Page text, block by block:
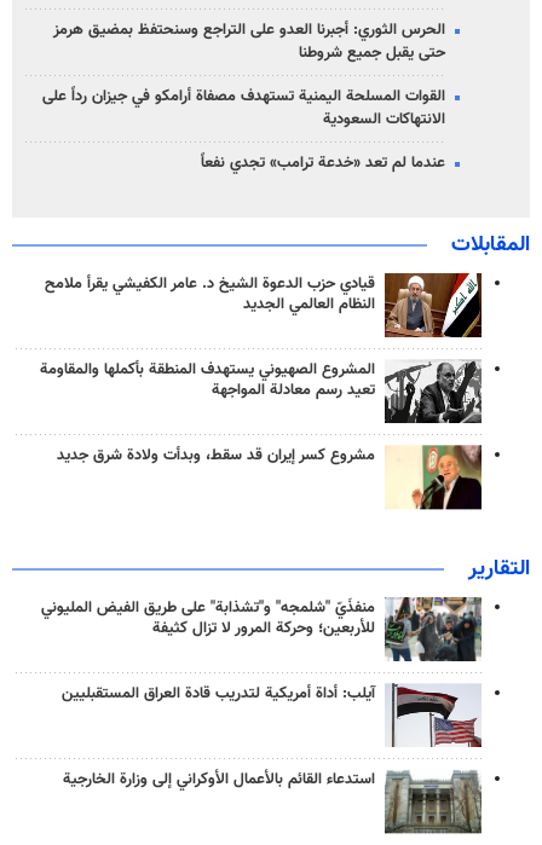
الحرس الثوري: أجبرنا العدو على التراجع وسنحتفظ بمضيق هرمز
حتى يقبل جميع شروطنا
القوات المسلحة اليمنية تستهدف مصفاة أرامكو في جيزان رداً على
الانتهاكات السعودية
عندما لم تعد «خدعة ترامب» تجدي نفعاً
المقابلات
قيادي حزب الدعوة الشيخ د. عامر الكفيشي يقرأ ملامح
النظام العالمي الجديد
المشروع الصهيوني يستهدف المنطقة بأكملها والمقاومة
تعيد رسم معادلة المواجهة
مشروع كسر إيران قد سقط، وبدأت ولادة شرق جديد
التقارير
منفذَيّ "شلمجه" و"تشذابة" على طريق الفيض المليوني
للأربعين؛ وحركة المرور لا تزال كثيفة
آيلب: أداة أمريكية لتدريب قادة العراق المستقبليين
استدعاء القائم بالأعمال الأوكراني إلى وزارة الخارجية